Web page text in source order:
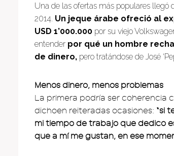
Una de las ofertas más populares
2014. Un jeque árabe ofreció al
USD 1’000.000 por su viejo
entender por qué un hombre
de dinero, pero tratándose de José
Menos dinero, menos problemas
La primera podría ser coherencia
dichoen reiteradas ocasiones: “si
mi tiempo de trabajo que dedico
que a mí me gustan, en ese